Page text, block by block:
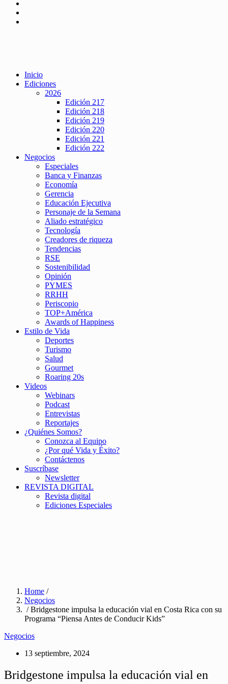
Inicio
Ediciones
2026
Edición 217
Edición 218
Edición 219
Edición 220
Edición 221
Edición 222
Negocios
Especiales
Banca y Finanzas
Economía
Gerencia
Educación Ejecutiva
Personaje de la Semana
Aliado estratégico
Tecnología
Creadores de riqueza
Tendencias
RSE
Sostenibilidad
Opinión
PYMES
RRHH
Periscopio
TOP+América
Awards of Happiness
Estilo de Vida
Deportes
Turismo
Salud
Gourmet
Roaring 20s
Videos
Webinars
Podcast
Entrevistas
Reportajes
¿Quiénes Somos?
Conozca al Equipo
¿Por qué Vida y Éxito?
Contáctenos
Suscríbase
Newsletter
REVISTA DIGITAL
Revista digital
Ediciones Especiales
Home /
Negocios
/ Bridgestone impulsa la educación vial en Costa Rica con su
Programa “Piensa Antes de Conducir Kids”
Negocios
13 septiembre, 2024
Bridgestone impulsa la educación vial en